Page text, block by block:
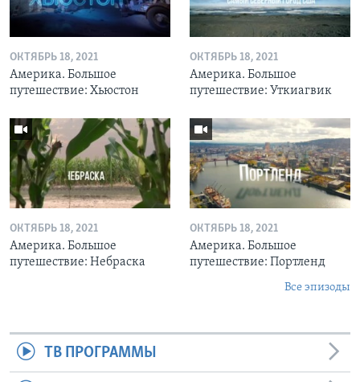
ОКТЯБРЬ 18, 2021
Америка. Большое
путешествие: Хьюстон
ОКТЯБРЬ 18, 2021
Америка. Большое
путешествие: Уткиагвик
ОКТЯБРЬ 18, 2021
Америка. Большое
путешествие: Небраска
ОКТЯБРЬ 18, 2021
Америка. Большое
путешествие: Портленд
Все эпизоды
ТВ ПРОГРАММЫ